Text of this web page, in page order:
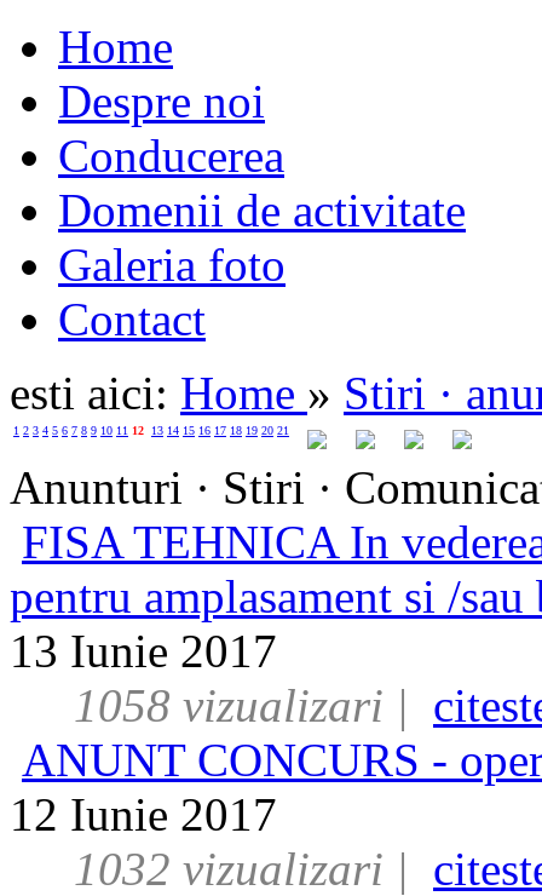
Home
Despre noi
Conducerea
Domenii de activitate
Galeria foto
Contact
esti aici: Home » Stiri ·
1 2 3 4 5 6 7 8 9 10 11 12 13 14 15 16 17 18 19 20 21
Anunturi · Stiri ·
FISA TEHNICA In
pentru amplasament si /sau
13 Iunie 2017
1058 vizualizari |
ANUNT CONCURS -
12 Iunie 2017
1032 vizualizari |